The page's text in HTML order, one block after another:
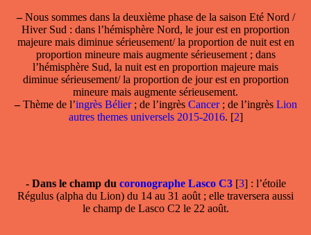
–Nous sommes dans la deuxième phase de la saison Eté Nord /
Hiver Sud : dans l’hémisphère Nord, le jour est en proportion
majeure mais diminue sérieusement/ la proportion de nuit est en
proportion mineure mais augmente sérieusement ; dans
l’hémisphère Sud, la nuit est en proportion majeure mais
diminue sérieusement/ la proportion de jour est en proportion
mineure mais augmente sérieusement.
–Thème de l’ingrès Bélier; de l’ingrès Cancer; de l’ingrès Lion
autres themes universels 2015-2016. [2]
- Dans le champdu coronographe Lasco C3[3]: l’étoile
Régulus (alpha du Lion) du 14 au 31 août ; elle traversera aussi
le champ de Lasco C2 le 22 août.